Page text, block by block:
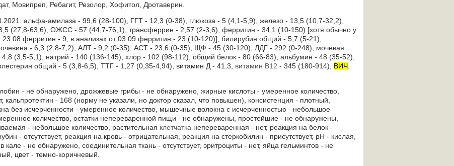
Мовипреп, Ребагит, Резолор, Хофитол, Дротаверин.
альфа-амилаза - 99,6 (28-100), ГГТ - 12,3 (0-38), глюкоза - 5 (4,1-5,9), железо - 13,5 (10,7-32,2),
(27,8-63,6), ОЖСС - 57 (44,7-76,1), трансферрин - 2,57 (2-3,6), ферритин - 34,1 (10-150) [хотя обычно у
ферритин - 9, в анализах от 03.09 ферритин - 23 (10-120)], билирубин общий - 5,7 (5-21),
- 6,3 (2,8-7,2), АЛТ - 9,2 (0-35), АСТ - 23,6 (0-35), ЩФ - 45 (30-120), ЛДГ - 292 (0-248), мочевая
4,8 (3,5-5,1), натрий - 140 (136-145), хлор - 102 (98-112), общий белок - 80 (66-83), альбумин - 48 (35-52),
общий - 5 (3,8-6,5), ТТГ - 1,27 (0,35-4,94), витамин Д - 41,3, витамин В12 - 345 (180-914), ВИЧ
- не обнаружено, дрожжевые грибы - не обнаружено, жирные кислоты - умеренное количество,
кальпротектин - 168 (норму не указали, но доктор сказал, что повышен), консистенция - плотный,
без исчерченности - умеренное количество, мышечные волокна с исчерченностью - небольшое
количество, остатки непереваренной пищи - не обнаружены, простейшие - не обнаружены,
- небольшое количество, растительная клетчатка непереваренная - нет, реакция на белок -
- отсутствует, реакция на кровь - отрицательная, реакция на стеркобилин - присутствует, рН - кислая,
кале - не обнаружено, соединительная ткань - отсутствует, эритроциты - нет, яйца гельминтов - не
цвет - темно-коричневый.